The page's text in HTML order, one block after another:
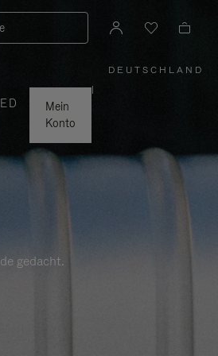
Mein
Konto
DEUTSCHLAND
|
gedacht.